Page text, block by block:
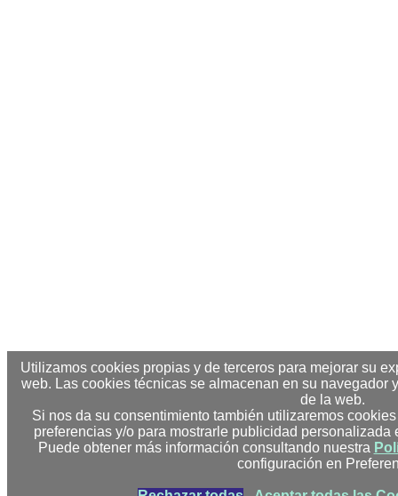
Utilizamos cookies propias y de terceros para mejorar su
web. Las cookies técnicas se almacenan en su navegador
de la web.
Si nos da su consentimiento también utilizaremos
preferencias y/o para mostrarle publicidad
Puede obtener más información consultando nuestra
configuración en